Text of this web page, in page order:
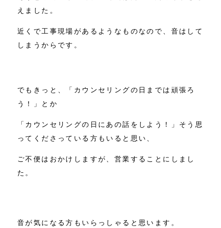
えました。
近くで工事現場があるようなものなので、音はして
しまうからです。
でもきっと、「カウンセリングの日までは頑張ろ
う！」とか
「カウンセリングの日にあの話をしよう！」そう思
ってくださっている方もいると思い、
ご不便はおかけしますが、営業することにしまし
た。
音が気になる方もいらっしゃると思います。